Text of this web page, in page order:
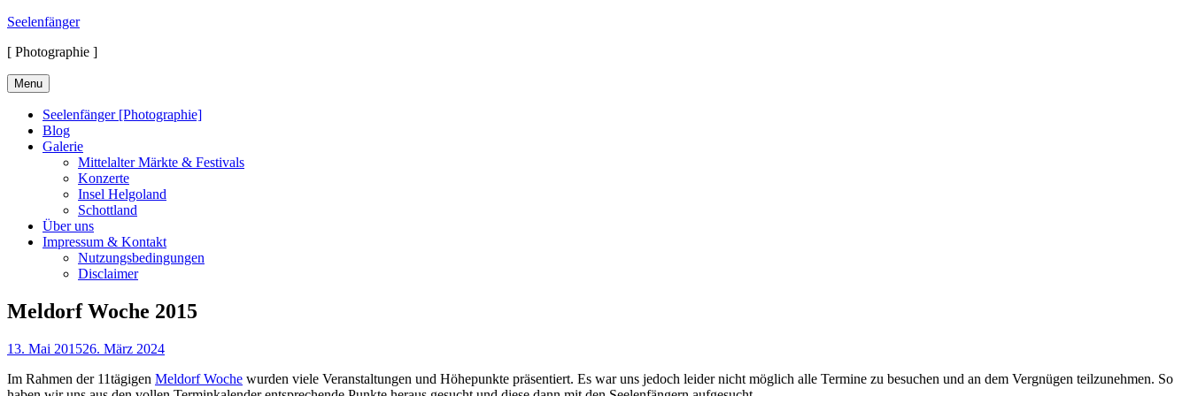
Skip
content
Seelenfänger
[ Photographie ]
Menu
Seelenfänger [Photographie]
Blog
Galerie
Mittelalter Märkte & Festivals
Konzerte
Insel Helgoland
Schottland
Über uns
Impressum & Kontakt
Nutzungsbedingungen
Disclaimer
Meldorf Woche 2015
Posted
13. Mai 201526. März 2024
Im Rahmen der 11tägigen Meldorf Woche wurden viele Veranstaltungen und Höhepunkte präsentiert. Es war uns jedoch leider nicht möglich alle Termine zu besuchen und an dem Vergnügen teilzunehmen. So